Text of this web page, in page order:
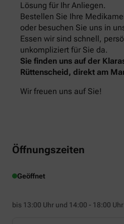
Lösung für Ihr Anliegen.
Bestellen Sie Ihre
oder besuchen Sie uns in
Essen wir sind schnell,
unkompliziert für Sie da.
Sie finden uns auf der
Rüttenscheid, direkt am
Wir freuen uns auf Sie!
Öffnungszeiten
Geöffnet
bis 13:00 Uhr und 14:00 - 18:00 Uhr